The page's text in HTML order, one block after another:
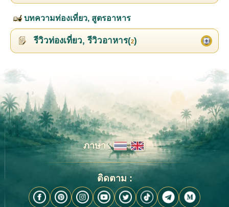
บทความท่องเที่ยว, สูตรอาหาร
รีวิวท่องเที่ยว, รีวิวอาหาร(2)
ภาษา :
ติดตาม :